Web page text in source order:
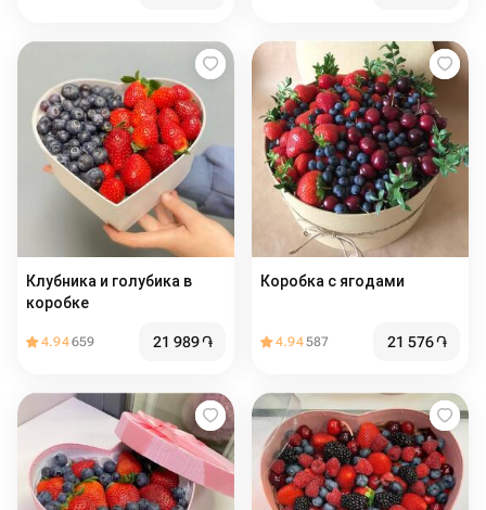
Клубника и голубика в
коробке
4.94659 21 989֏
Коробка с ягодами
4.94587 21 576֏